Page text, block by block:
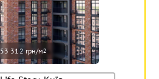
53 312 грн/м2